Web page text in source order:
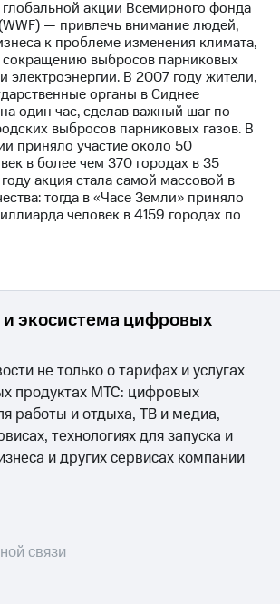
акции Всемирного фонда
— привлечь внимание людей,
к проблеме изменения климата,
сокращению выбросов парниковых
электроэнергии. В 2007 году жители,
органы в Сиднее
один час, сделав важный шаг по
выбросов парниковых газов. В
приняло участие около 50
в более чем 370 городах в 35
акция стала самой массовой в
тогда в «Часе Земли» приняло
человек в 4159 городах по
экосистема цифровых
не только о тарифах и услугах
продуктах МТС: цифровых
работы и отдыха, ТВ и медиа,
технологиях для запуска и
и других сервисах компании
связи